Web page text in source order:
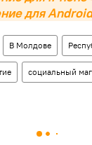
для
В Молдове
социальный